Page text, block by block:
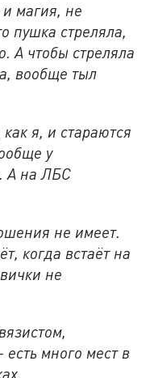
и магия, не
пушка стреляла,
А чтобы стреляла
вообще тыл
я, и стараются
у
А на ЛБС
не имеет.
когда встаёт на
не
много мест в